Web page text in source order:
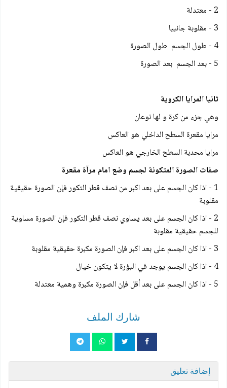
2 - معتدلة
3 - مقلوبة جانبيا
4 - طول الجسم طول الصورة
5 - بعد الجسم بعد الصورة
ثانيا المرايا الكروية
وهي جزء من كرة و لها نوعان
مرايا مقعرة السطح الداخلي هو العاكس
مرايا محدبة السطح الخارجي هو العاكس
صفات الصورة المتكونة لجسم وضع امام مرآة مقعرة
1 - اذا كان الجسم على بعد اكبر من نصف قطر التكور فإن الصورة حقيقية
مقلوبة
2 - اذا كان الجسم على بعد يساوي نصف قطر التكور فإن الصورة مساوية
للجسم حقيقية مقلوبة
3 - اذا كان الجسم على بعد اكبر فإن الصورة مكبرة حقيقية مقلوبة
4 - اذا كان الجسم يوجد في البؤرة لا يتكون خيال
5 - اذا كان الجسم على بعد أقل فإن الصورة مكبرة وهمية معتدلة
شارك الملف
إضافة تعليق